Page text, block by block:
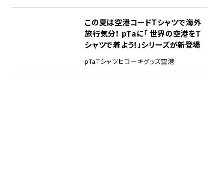
この夏は空港コードTシャツで海外
旅行気分！ pTaに「 世界の空港をT
シャツで着よう！」シリーズが新登場
pTaTシャツヒコーキグッズ空港